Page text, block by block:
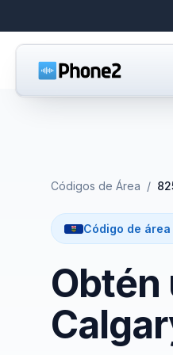
Identificador de
Analíticas de
Bandeja
Zapier NEW
Códigos de Área /
Código de
Obtén